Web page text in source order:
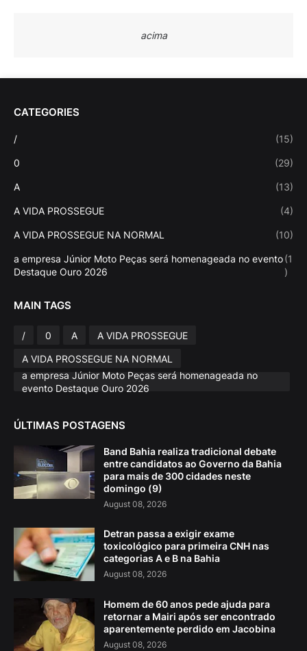
acima
CATEGORIES
/ (15)
0 (29)
A (13)
A VIDA PROSSEGUE (4)
A VIDA PROSSEGUE NA NORMAL (10)
a empresa Júnior Moto Peças será homenageada no evento
Destaque Ouro 2026
(1
)
MAIN TAGS
/ 0 A
A VIDA PROSSEGUE
A VIDA PROSSEGUE NA NORMAL
a empresa Júnior Moto Peças será homenageada no
evento Destaque Ouro 2026
ÚLTIMAS POSTAGENS
Band Bahia realiza tradicional debate
entre candidatos ao Governo da Bahia
para mais de 300 cidades neste
domingo (9)
August 08, 2026
Detran passa a exigir exame
toxicológico para primeira CNH nas
categorias A e B na Bahia
August 08, 2026
Homem de 60 anos pede ajuda para
retornar a Mairi após ser encontrado
aparentemente perdido em Jacobina
August 08, 2026